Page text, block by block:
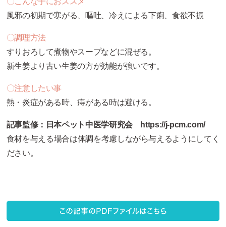
風邪の初期で寒がる、嘔吐、冷えによる下痢、食欲不振
〇調理方法
すりおろして煮物やスープなどに混ぜる。
新生姜より古い生姜の方が効能が強いです。
〇注意したい事
熱・炎症がある時、痔がある時は避ける。
記事監修： 日本ペット中医学研究会 https://j-pcm.com/
食材を与える場合は体調を考慮しながら与えるようにしてく
ださい。